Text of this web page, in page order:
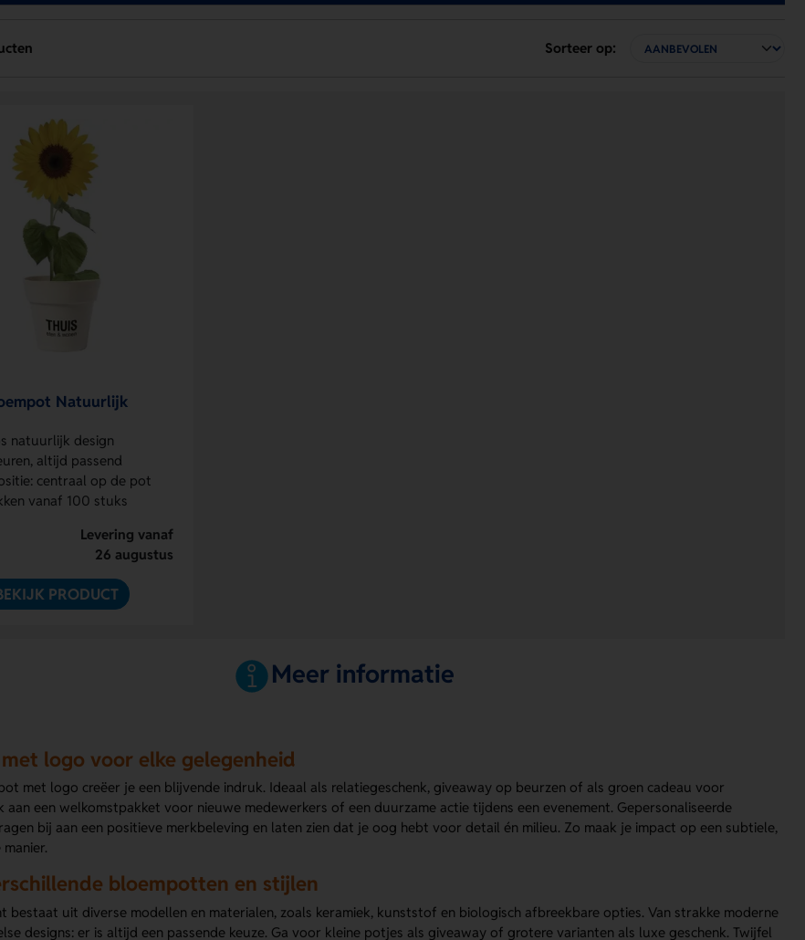
Sorteer op:
Natuurlijk
natuurlijk design
altijd passend
centraal op de pot
vanaf 100 stuks
Levering vanaf
26 augustus
PRODUCT
Meer informatie
logo voor elke gelegenheid
met logo creëer je een blijvende indruk. Ideaal als relatiegeschenk, giveaway op beurzen of als groen cadeau voor
aan een welkomstpakket voor nieuwe medewerkers of een duurzame actie tijdens een evenement. Gepersonaliseerde
bij aan een positieve merkbeleving en laten zien dat je oog hebt voor detail én milieu. Zo maak je impact op een subtiele,
bloempotten en stijlen
bestaat uit diverse modellen en materialen, zoals keramiek, kunststof en biologisch afbreekbare opties. Van strakke moderne
designs: er is altijd een passende keuze. Ga voor kleine potjes als giveaway of grotere varianten als luxe geschenk. Twijfel